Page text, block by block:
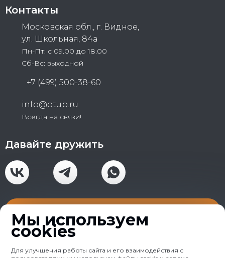
Контакты
Московская обл., г. Видное,
ул. Школьная, 84а
Пн-Пт: с 09.00 до 18.00
Сб-Вс: выходной
+7 (499) 500-38-60
info@otub.ru
Всегда на связи!
Давайте дружить
Мы используем
cookies
Для улучшения работы сайта и его взаимодействия с